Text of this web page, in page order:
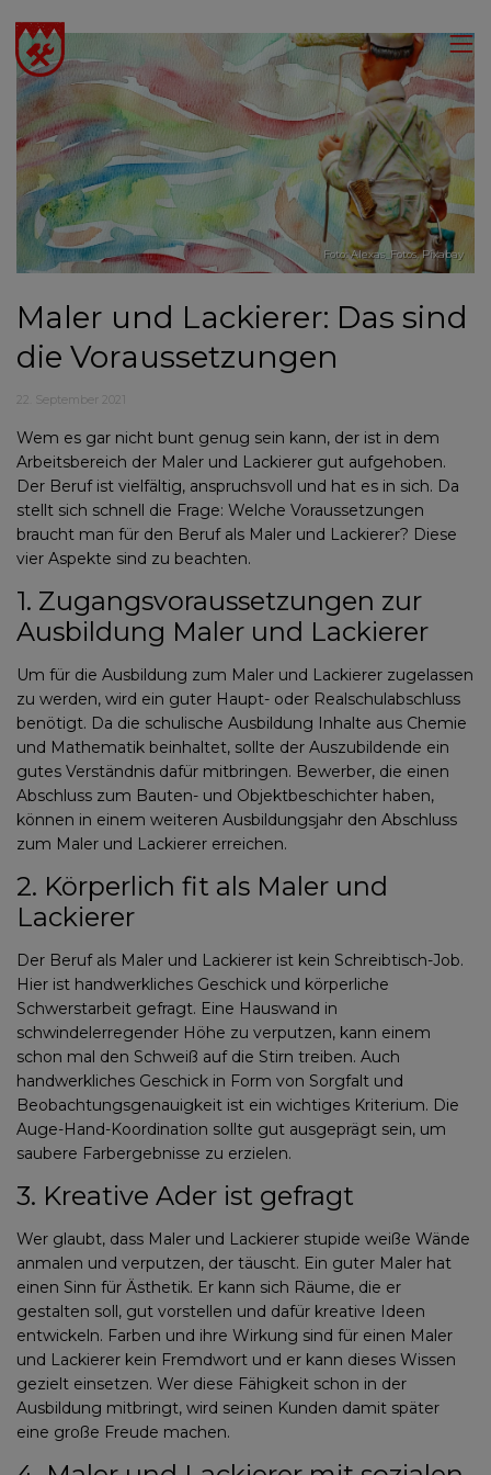
Foto: Alexas_Fotos,Pixabay
Maler und Lackierer: Das sind
die Voraussetzungen
22. September 2021
Wem es gar nicht bunt genug sein kann, der ist in dem
Arbeitsbereich der Maler und Lackierer gut aufgehoben.
Der Beruf ist vielfältig, anspruchsvoll und hat es in sich. Da
stellt sich schnell die Frage: Welche Voraussetzungen
braucht man für den Beruf als Maler und Lackierer? Diese
vier Aspekte sind zu beachten.
1. Zugangsvoraussetzungen zur
Ausbildung Maler und Lackierer
Um für die Ausbildung zum Maler und Lackierer zugelassen
zu werden, wird ein guter Haupt- oder Realschulabschluss
benötigt. Da die schulische Ausbildung Inhalte aus Chemie
und Mathematik beinhaltet, sollte der Auszubildende ein
gutes Verständnis dafür mitbringen. Bewerber, die einen
Abschluss zum Bauten- und Objektbeschichter haben,
können in einem weiteren Ausbildungsjahr den Abschluss
zum Maler und Lackierer erreichen.
2. Körperlich fit als Maler und
Lackierer
Der Beruf als Maler und Lackierer ist kein Schreibtisch-Job.
Hier ist handwerkliches Geschick und körperliche
Schwerstarbeit gefragt. Eine Hauswand in
schwindelerregender Höhe zu verputzen, kann einem
schon mal den Schweiß auf die Stirn treiben. Auch
handwerkliches Geschick in Form von Sorgfalt und
Beobachtungsgenauigkeit ist ein wichtiges Kriterium. Die
Auge-Hand-Koordination sollte gut ausgeprägt sein, um
saubere Farbergebnisse zu erzielen.
3. Kreative Ader ist gefragt
Wer glaubt, dass Maler und Lackierer stupide weiße Wände
anmalen und verputzen, der täuscht. Ein guter Maler hat
einen Sinn für Ästhetik. Er kann sich Räume, die er
gestalten soll, gut vorstellen und dafür kreative Ideen
entwickeln. Farben und ihre Wirkung sind für einen Maler
und Lackierer kein Fremdwort und er kann dieses Wissen
gezielt einsetzen. Wer diese Fähigkeit schon in der
Ausbildung mitbringt, wird seinen Kunden damit später
eine große Freude machen.